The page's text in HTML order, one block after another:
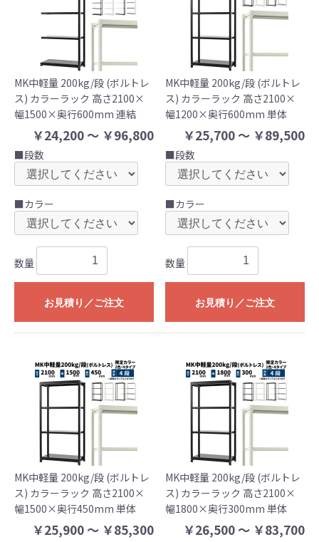
MK中軽量 200kg/段 (ボルトレ
ス) カラーラック 高さ2100×
幅1500×奥行600mm 連結
￥24,200 ～ ￥96,800
■段数
■カラー
数量
お見積り／ご注文
MK中軽量 200kg/段 (ボルトレ
ス) カラーラック 高さ2100×
幅1200×奥行600mm 単体
￥25,700 ～ ￥89,500
■段数
■カラー
数量
お見積り／ご注文
MK中軽量 200kg/段 (ボルトレ
ス) カラーラック 高さ2100×
幅1500×奥行450mm 単体
￥25,900 ～ ￥85,300
MK中軽量 200kg/段 (ボルトレ
ス) カラーラック 高さ2100×
幅1800×奥行300mm 単体
￥26,500 ～ ￥83,700